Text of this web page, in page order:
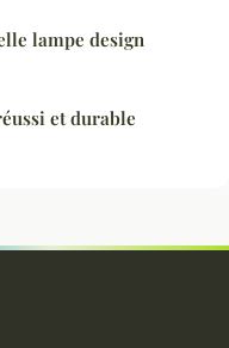
lampe design
et durable